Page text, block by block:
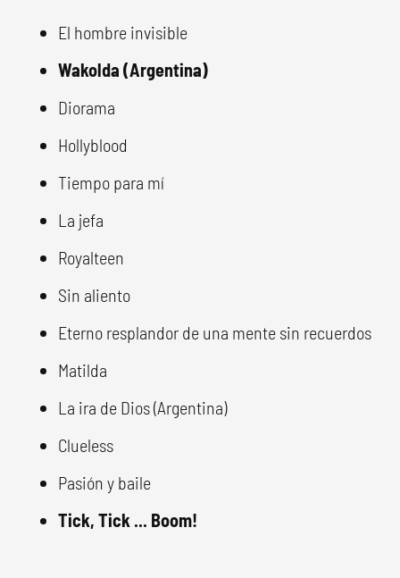
El hombre invisible
Wakolda (Argentina)
Diorama
Hollyblood
Tiempo para mí
La jefa
Royalteen
Sin aliento
Eterno resplandor de una mente sin recuerdos
Matilda
La ira de Dios (Argentina)
Clueless
Pasión y baile
Tick, Tick ... Boom!